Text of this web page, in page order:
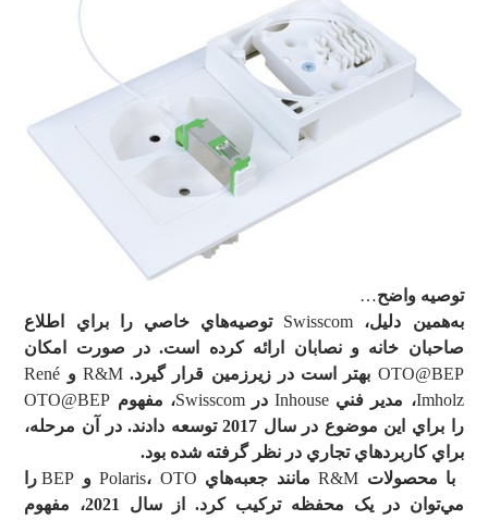
توصيه واضح…
بههمين دليل، Swisscom توصيههاي خاصي را براي اطلاع
صاحبان خانه و نصابان ارائه کرده است. در صورت امکان
OTO@BEP بهتر است در زيرزمين قرار گيرد.R&M و René
Imholz، مدير فني InhouseدرSwisscom، مفهوم OTO@BEP
را براي اين موضوع در سال 2017 توسعه دادند. در آن مرحله،
براي کاربردهاي تجاري در نظر گرفته شده بود.
با محصولات R&Mمانند جعبههاي Polaris، OTO و BEPرا
ميتوان در يک محفظه ترکيب کرد. از سال 2021، مفهوم